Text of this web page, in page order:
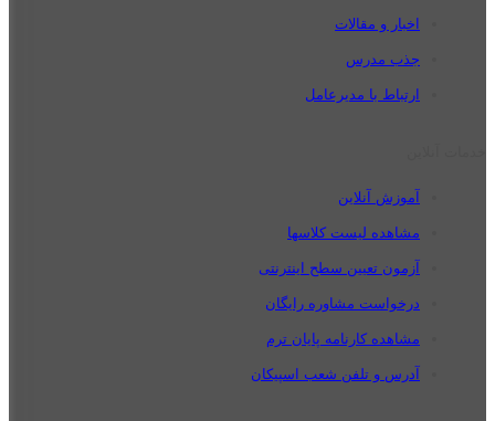
اخبار و مقالات
جذب مدرس
ارتباط با مدیرعامل
آموزش آنلاین
مشاهده لیست کلاسها
آزمون تعیین سطح اینترنتی
درخواست مشاوره رایگان
مشاهده کارنامه پایان ترم
آدرس و تلفن شعب اسپیکان